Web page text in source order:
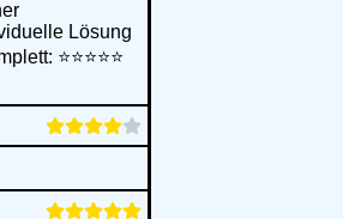
Lösung
⭐⭐⭐⭐⭐